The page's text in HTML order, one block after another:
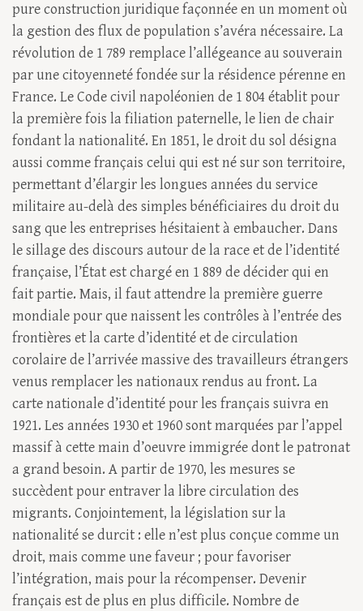
pure construction juridique façonnée en un moment où
la gestion des flux de population s’avéra nécessaire. La
révolution de 1 789 remplace l’allégeance au souverain
par une citoyenneté fondée sur la résidence pérenne en
France. Le Code civil napoléonien de 1 804 établit pour
la première fois la filiation paternelle, le lien de chair
fondant la nationalité. En 1851, le droit du sol désigna
aussi comme français celui qui est né sur son territoire,
permettant d’élargir les longues années du service
militaire au-delà des simples bénéficiaires du droit du
sang que les entreprises hésitaient à embaucher. Dans
le sillage des discours autour de la race et de l’identité
française, l’État est chargé en 1 889 de décider qui en
fait partie. Mais, il faut attendre la première guerre
mondiale pour que naissent les contrôles à l’entrée des
frontières et la carte d’identité et de circulation
corolaire de l’arrivée massive des travailleurs étrangers
venus remplacer les nationaux rendus au front. La
carte nationale d’identité pour les français suivra en
1921. Les années 1930 et 1960 sont marquées par l’appel
massif à cette main d’oeuvre immigrée dont le patronat
a grand besoin. A partir de 1970, les mesures se
succèdent pour entraver la libre circulation des
migrants. Conjointement, la législation sur la
nationalité se durcit : elle n’est plus conçue comme un
droit, mais comme une faveur ; pour favoriser
l’intégration, mais pour la récompenser. Devenir
français est de plus en plus difficile. Nombre de